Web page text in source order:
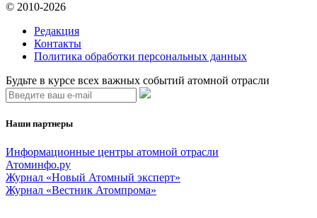
© 2010-2026
Редакция
Контакты
Политика обработки персональных данных
Будьте в курсе всех важных событий атомной отрасли
Наши партнеры
Информационные центры атомной отрасли
Атоминфо.ру
Журнал «Новый Атомный эксперт»
Журнал «Вестник Атомпрома»